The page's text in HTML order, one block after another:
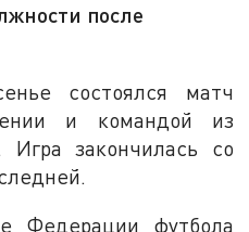
после
состоялся матч
и командой из
закончилась со
Федерации футбола